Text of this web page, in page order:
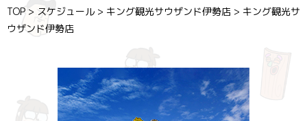
TOP > スケジュール > キング観光サウザンド伊勢店 > キング観光サ
ウザンド伊勢店